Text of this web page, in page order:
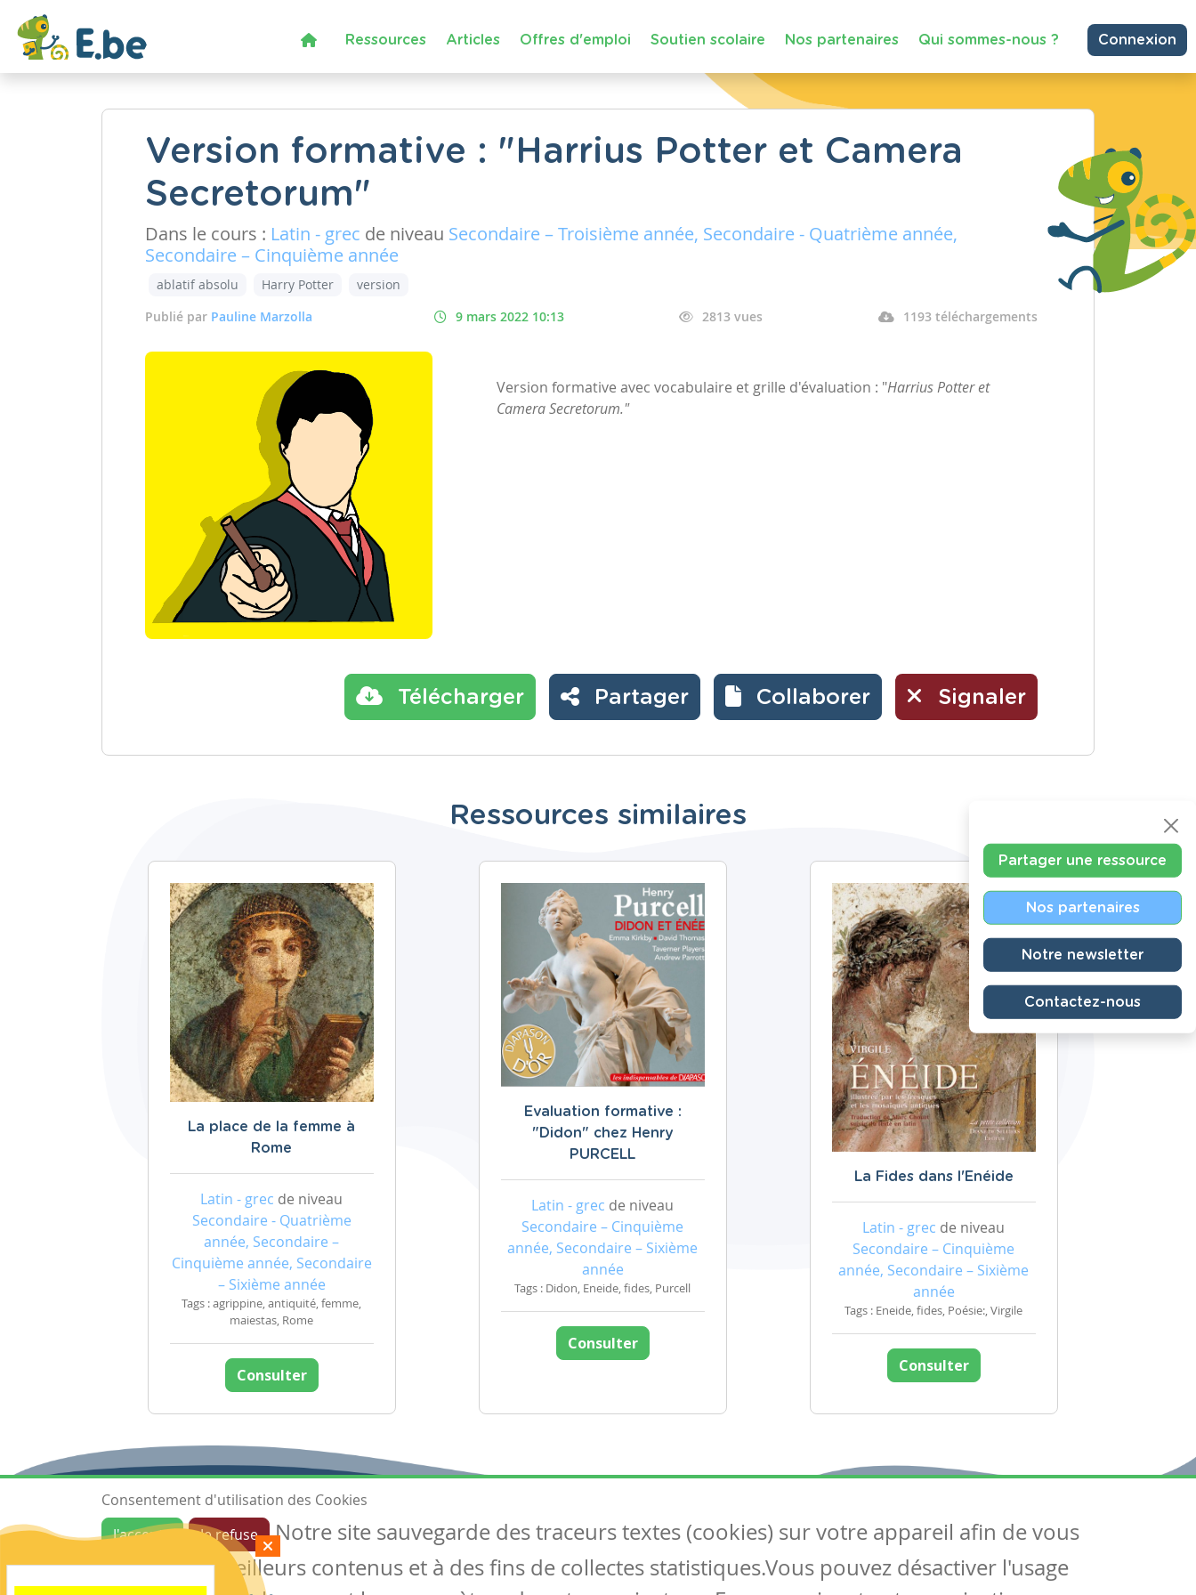
Ressources Articles Offres d'emploi Soutien scolaire Nos partenaires Qui sommes-nous ? Connexion
Version formative : "Harrius Potter et Camera
Secretorum"
Dans le cours : Latin - grec de niveau Secondaire – Troisième année, Secondaire - Quatrième année,
Secondaire – Cinquième année
ablatif absolu Harry Potter
version
Publié par Pauline Marzolla 9 mars 2022 10:13 2813 vues 1193 téléchargements
Version formative avec vocabulaire et grille d'évaluation : "Harrius Potter et
Camera Secretorum."
Télécharger Partager Collaborer Signaler
Ressources similaires
La place de la femme à
Rome
Latin - grec de niveau
Secondaire - Quatrième
année, Secondaire –
Cinquième année, Secondaire
– Sixième année
Tags : agrippine, antiquité, femme,
maiestas, Rome
Consulter
Evaluation formative :
"Didon" chez Henry
PURCELL
Latin - grec de niveau
Secondaire – Cinquième
année, Secondaire – Sixième
année
Tags : Didon, Eneide, fides, Purcell
Consulter
La Fides dans l'Enéide
Latin - grec de niveau
Secondaire – Cinquième
année, Secondaire – Sixième
année
Tags : Eneide, fides, Poésie:, Virgile
Consulter
Partager une ressource
Nos partenaires
Notre newsletter
Contactez-nous
Ressources
Les ressources
Articles
Tous les articles
Suivez-nous
Contactez-nous
Consentement d'utilisation des Cookies
J'accepte
Je refuse
Notre site sauvegarde des traceurs textes (cookies) sur votre appareil afin de vous
garantir de meilleurs contenus et à des fins de collectes statistiques.Vous pouvez désactiver l'usage